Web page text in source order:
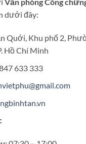
dưới đây:
Quới, Khu phố 2,
Hồ Chí Minh
633 333